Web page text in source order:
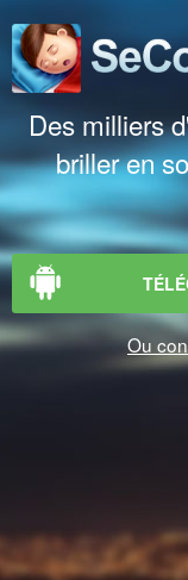
Des milliers
briller en
Ou